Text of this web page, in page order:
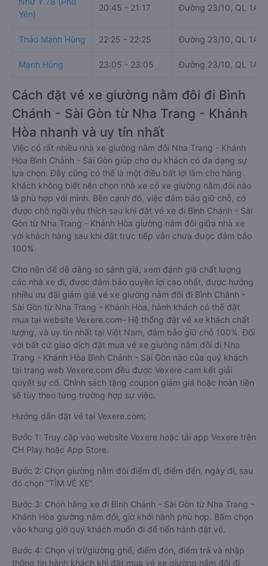
Yên)
20:45 - 21:17 Đường 23/10, QL 1A
Thảo Mạnh Hùng 22:25 - 22:25 Đường 23/10, QL 1A,
Mạnh Hùng 23:05 - 23:05 Đường 23/10, QL 1A,
Cách đặt vé xe giường nằm đôi đi Bình
Chánh - Sài Gòn từ Nha Trang - Khánh
Hòa nhanh và uy tín nhất
Việc có rất nhiều nhà xe giường nằm đôi Nha Trang - Khánh
Hòa Bình Chánh - Sài Gòn giúp cho du khách có đa dạng sự
lựa chọn. Đây cũng có thể là một điều bất lợi làm cho hàng
khách không biết nên chọn nhà xe có xe giường nằm đôi nào
là phù hợp với mình. Bên cạnh đó, việc đảm bảo giữ chỗ, có
được chỗ ngồi yêu thích sau khi đặt vé xe đi Bình Chánh - Sài
Gòn từ Nha Trang - Khánh Hòa giường nằm đôi giữa nhà xe
với khách hàng sau khi đặt trực tiếp vẫn chưa được đảm bảo
100%.
Cho nên để dễ dàng so sánh giá, xem đánh giá chất lượng
các nhà xe đi, được đảm bảo quyền lợi cao nhất, được hưởng
nhiều ưu đãi giảm giá vé xe giường nằm đôi đi Bình Chánh -
Sài Gòn từ Nha Trang - Khánh Hòa, hành khách có thể đặt
mua tại website Vexere.com- Hệ thống đặt vé xe khách chất
lượng, và uy tín nhất tại Việt Nam, đảm bảo giữ chỗ 100%. Đối
với bất cứ giao dịch đặt mua vé xe giường nằm đôi đi Nha
Trang - Khánh Hòa Bình Chánh - Sài Gòn nào của quý khách
tại trang web Vexere.com đều được Vexere cam kết giải
quyết sự cố. Chính sách tặng coupon giảm giá hoặc hoàn tiền
sẽ tùy theo từng trường hợp sự việc.
Hướng dẫn đặt vé tại Vexere.com:
Bước 1: Truy cập vào website Vexere hoặc tải app Vexere trên
CH Play hoặc App Store.
Bước 2: Chọn giường nằm đôi điểm đi, điểm đến, ngày đi, sau
đó chọn “TÌM VÉ XE”.
Bước 3: Chọn hãng xe đi Bình Chánh - Sài Gòn từ Nha Trang -
Khánh Hòa giường nằm đôi, giờ khởi hành phù hợp. Bấm chọn
vào khung giờ quý khách muốn đi để tiến hành đặt vé.
Bước 4: Chọn vị trí/giường ghế, điểm đón, điểm trả và nhập
thông tin hành khách khi đặt mua vé xe giường nằm đôi đi